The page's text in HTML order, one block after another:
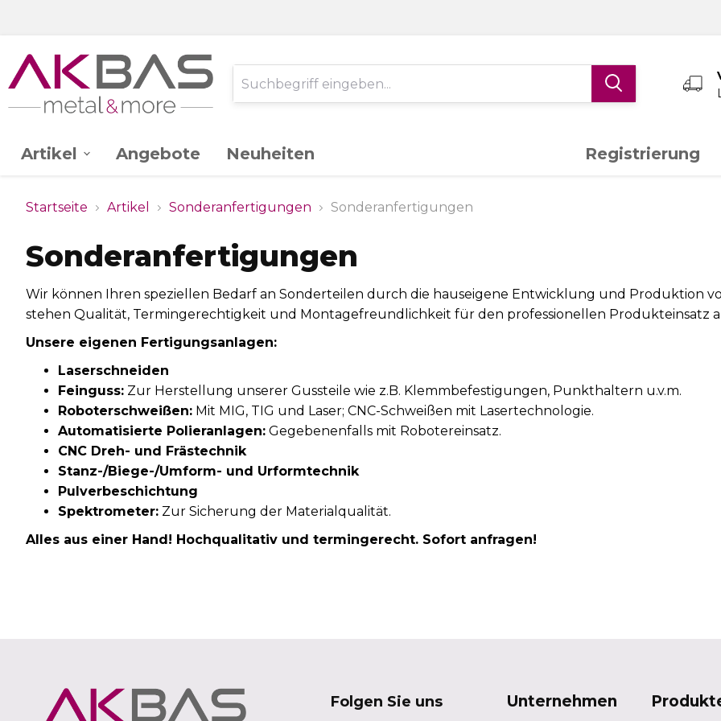
Artikel
AK -
Edelstahl V2A Edelstahl V4A
Stahl St.37
Angebote Neuheiten Registrierung
Startseite Artikel Sonderanfertigungen Sonderanfertigungen
Sonderanfertigungen
Wir können Ihren speziellen Bedarf an Sonderteilen durch die hauseigene Entwicklung und Produktion
stehen Qualität, Termingerechtigkeit und Montagefreundlichkeit für den professionellen Produkteinsatz
Unsere eigenen Fertigungsanlagen:
Laserschneiden
Feinguss: Zur Herstellung unserer Gussteile wie z.B. Klemmbefestigungen, Punkthaltern u.v.m.
Roboterschweißen: Mit MIG, TIG und Laser; CNC-Schweißen mit Lasertechnologie.
Automatisierte Polieranlagen: Gegebenenfalls mit Robotereinsatz.
CNC Dreh- und Frästechnik
Stanz-/Biege-/Umform- und Urformtechnik
Pulverbeschichtung
Spektrometer: Zur Sicherung der Materialqualität.
Alles aus einer Hand! Hochqualitativ und termingerecht. Sofort anfragen!
Folgen Sie uns Unternehmen